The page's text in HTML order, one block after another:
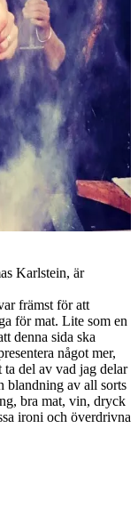
Karlstein, är
främst för att
för mat. Lite som en
denna sida ska
något mer,
del av vad jag delar
blandning av all sorts
bra mat, vin, dryck
ironi och överdrivna